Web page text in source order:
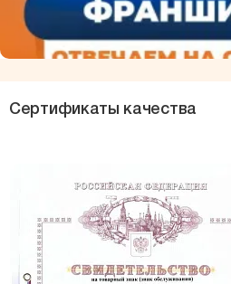
Сертификаты качества